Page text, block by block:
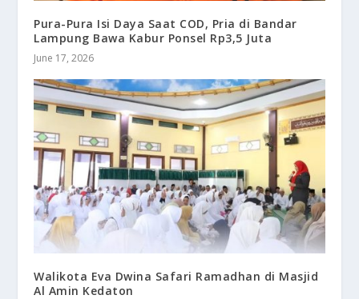
Pura-Pura Isi Daya Saat COD, Pria di Bandar
Lampung Bawa Kabur Ponsel Rp3,5 Juta
June 17, 2026
Walikota Eva Dwina Safari Ramadhan di Masjid
Al Amin Kedaton